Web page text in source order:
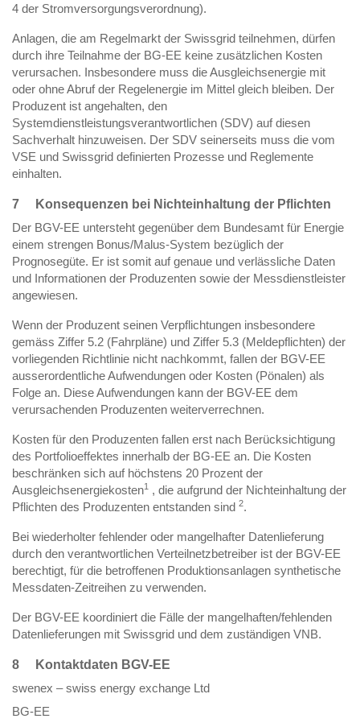
4 der Stromversorgungsverordnung).
Anlagen, die am Regelmarkt der Swissgrid teilnehmen, dürfen
durch ihre Teilnahme der BG-EE keine zusätzlichen Kosten
verursachen. Insbesondere muss die Ausgleichsenergie mit
oder ohne Abruf der Regelenergie im Mittel gleich bleiben. Der
Produzent ist angehalten, den
Systemdienstleistungsverantwortlichen (SDV) auf diesen
Sachverhalt hinzuweisen. Der SDV seinerseits muss die vom
VSE und Swissgrid definierten Prozesse und Reglemente
einhalten.
7 Konsequenzen bei Nichteinhaltung der Pflichten
Der BGV-EE untersteht gegenüber dem Bundesamt für Energie
einem strengen Bonus/Malus-System bezüglich der
Prognosegüte. Er ist somit auf genaue und verlässliche Daten
und Informationen der Produzenten sowie der Messdienstleister
angewiesen.
Wenn der Produzent seinen Verpflichtungen insbesondere
gemäss Ziffer 5.2 (Fahrpläne) und Ziffer 5.3 (Meldepflichten) der
vorliegenden Richtlinie nicht nachkommt, fallen der BGV-EE
ausserordentliche Aufwendungen oder Kosten (Pönalen) als
Folge an. Diese Aufwendungen kann der BGV-EE dem
verursachenden Produzenten weiterverrechnen.
Kosten für den Produzenten fallen erst nach Berücksichtigung
des Portfolioeffektes innerhalb der BG-EE an. Die Kosten
beschränken sich auf höchstens 20 Prozent der
Ausgleichsenergiekosten1 , die aufgrund der Nichteinhaltung der
Pflichten des Produzenten entstanden sind 2.
Bei wiederholter fehlender oder mangelhafter Datenlieferung
durch den verantwortlichen Verteilnetzbetreiber ist der BGV-EE
berechtigt, für die betroffenen Produktionsanlagen synthetische
Messdaten-Zeitreihen zu verwenden.
Der BGV-EE koordiniert die Fälle der mangelhaften/fehlenden
Datenlieferungen mit Swissgrid und dem zuständigen VNB.
8 Kontaktdaten BGV-EE
swenex – swiss energy exchange Ltd
BG-EE